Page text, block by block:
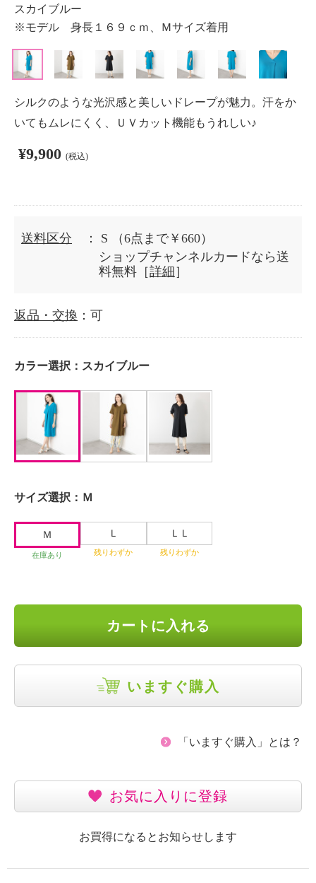
スカイブルー
※モデル 身長１６９ｃｍ、Ｍサイズ着用
シルクのような光沢感と美しいドレープが魅力。汗をか
いてもムレにくく、ＵＶカット機能もうれしい♪
¥9,900 (税込)
送料区分 ： S
（6点まで￥660）
ショップチャンネルカードなら送
料無料［詳細 ］
返品・交換 ：可
カラー選択： スカイブルー
サイズ選択： Ｍ
Ｍ
在庫あり
Ｌ
残りわずか
ＬＬ
残りわずか
カートに入れる
いますぐ購入
「いますぐ購入」とは？
お気に入りに登録
お買得になるとお知らせします